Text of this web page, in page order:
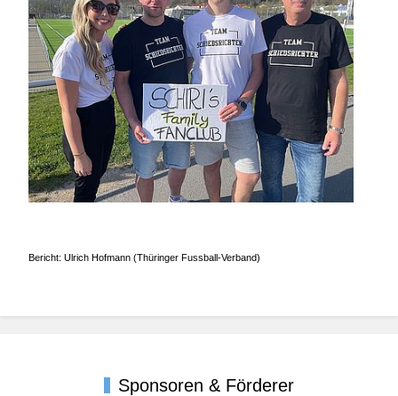
Bericht: Ulrich Hofmann (Thüringer Fussball-Verband)
Sponsoren & Förderer